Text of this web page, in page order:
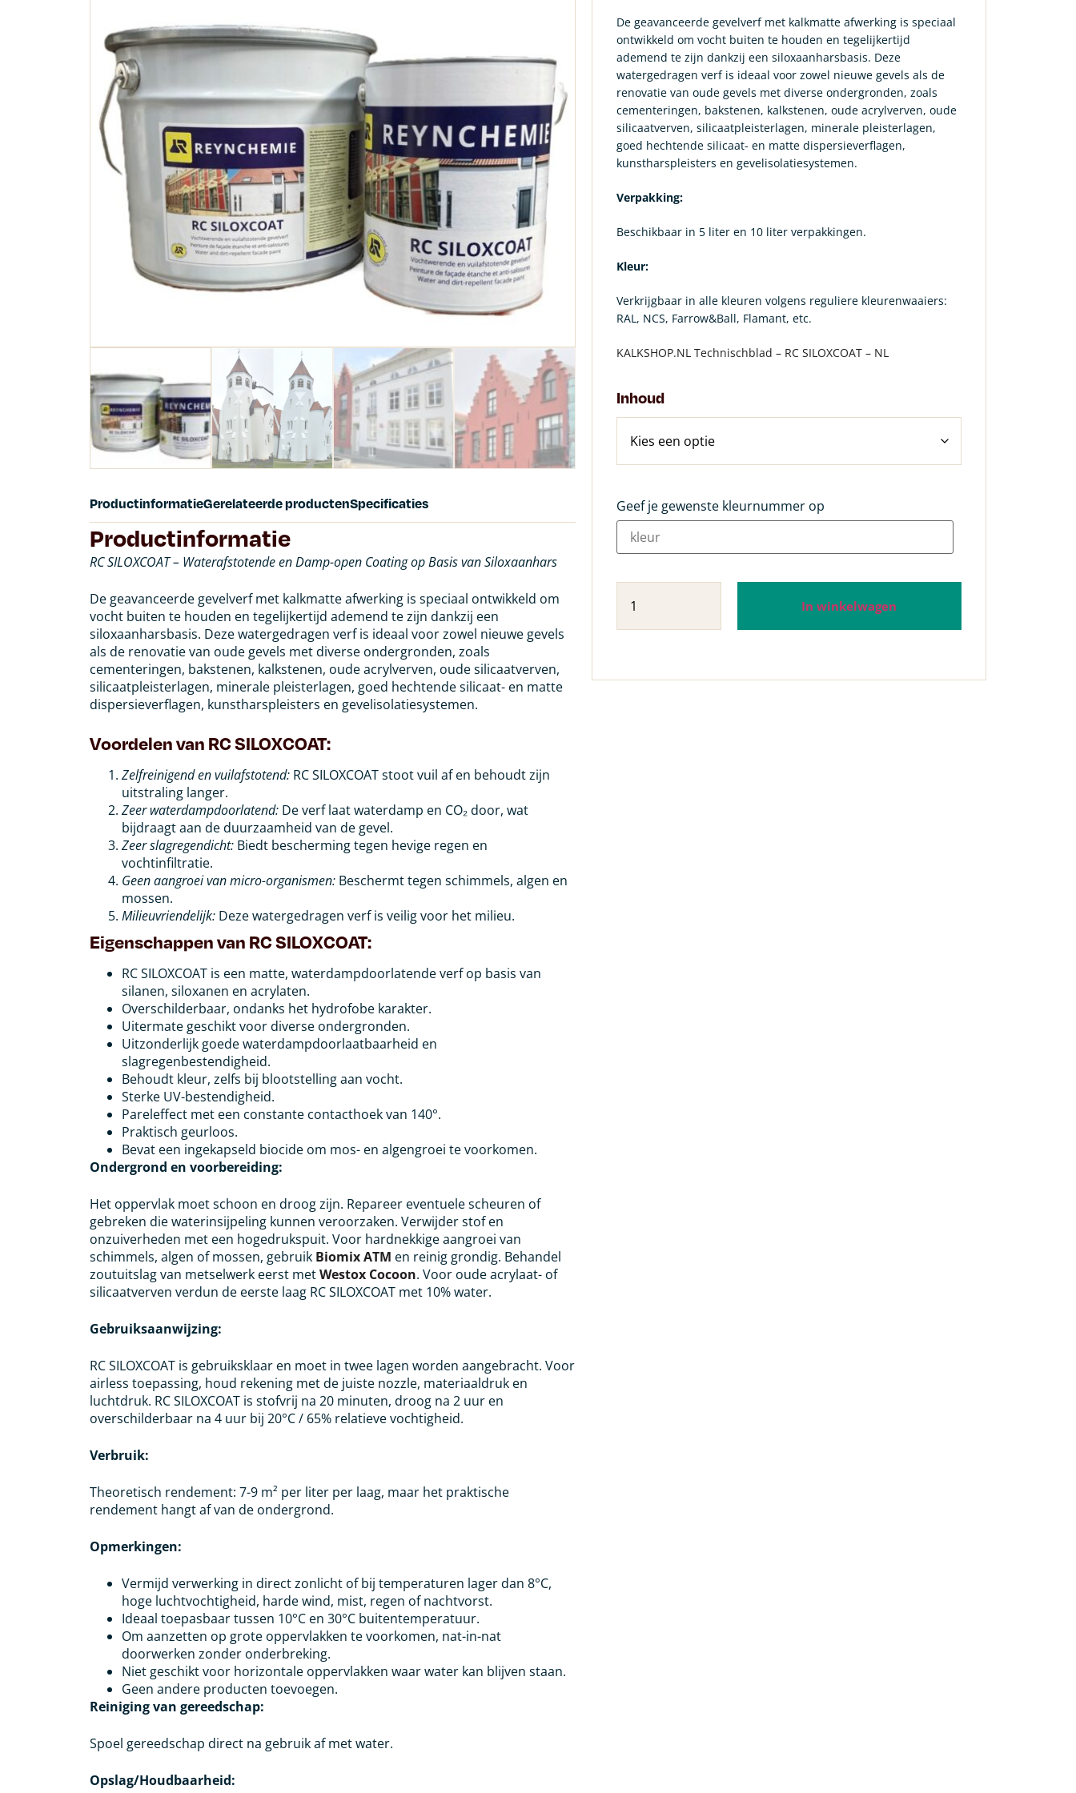
ProductinformatieGerelateerde productenSpecificaties
Productinformatie
RC SILOXCOAT – Waterafstotende en Damp-open Coating op Basis van Siloxaanhars
De geavanceerde gevelverf met kalkmatte afwerking is speciaal ontwikkeld om
vocht buiten te houden en tegelijkertijd ademend te zijn dankzij een
siloxaanharsbasis. Deze watergedragen verf is ideaal voor zowel nieuwe gevels
als de renovatie van oude gevels met diverse ondergronden, zoals
cementeringen, bakstenen, kalkstenen, oude acrylverven, oude silicaatverven,
silicaatpleisterlagen, minerale pleisterlagen, goed hechtende silicaat- en matte
dispersieverflagen, kunstharspleisters en gevelisolatiesystemen.
Voordelen van RC SILOXCOAT:
Zelfreinigend en vuilafstotend: RC SILOXCOAT stoot vuil af en behoudt zijn
uitstraling langer.
Zeer waterdampdoorlatend: De verf laat waterdamp en CO₂ door, wat
bijdraagt aan de duurzaamheid van de gevel.
Zeer slagregendicht: Biedt bescherming tegen hevige regen en
vochtinfiltratie.
Geen aangroei van micro-organismen: Beschermt tegen schimmels, algen en
mossen.
Milieuvriendelijk: Deze watergedragen verf is veilig voor het milieu.
Eigenschappen van RC SILOXCOAT:
RC SILOXCOAT is een matte, waterdampdoorlatende verf op basis van
silanen, siloxanen en acrylaten.
Overschilderbaar, ondanks het hydrofobe karakter.
Uitermate geschikt voor diverse ondergronden.
Uitzonderlijk goede waterdampdoorlaatbaarheid en
slagregenbestendigheid.
Behoudt kleur, zelfs bij blootstelling aan vocht.
Sterke UV-bestendigheid.
Pareleffect met een constante contacthoek van 140°.
Praktisch geurloos.
Bevat een ingekapseld biocide om mos- en algengroei te voorkomen.
Ondergrond en voorbereiding:
Het oppervlak moet schoon en droog zijn. Repareer eventuele scheuren of
gebreken die waterinsijpeling kunnen veroorzaken. Verwijder stof en
onzuiverheden met een hogedrukspuit. Voor hardnekkige aangroei van
schimmels, algen of mossen, gebruik Biomix ATM en reinig grondig. Behandel
zoutuitslag van metselwerk eerst metWestox Cocoon. Voor oude acrylaat- of
silicaatverven verdun de eerste laag RC SILOXCOAT met 10% water.
Gebruiksaanwijzing:
RC SILOXCOAT is gebruiksklaar en moet in twee lagen worden aangebracht. Voor
airless toepassing, houd rekening met de juiste nozzle, materiaaldruk en
luchtdruk. RC SILOXCOAT is stofvrij na 20 minuten, droog na 2 uur en
overschilderbaar na 4 uur bij 20°C / 65% relatieve vochtigheid.
Verbruik:
Theoretisch rendement: 7-9 m² per liter per laag, maar het praktische
rendement hangt af van de ondergrond.
Opmerkingen:
Vermijd verwerking in direct zonlicht of bij temperaturen lager dan 8°C,
hoge luchtvochtigheid, harde wind, mist, regen of nachtvorst.
Ideaal toepasbaar tussen 10°C en 30°C buitentemperatuur.
Om aanzetten op grote oppervlakken te voorkomen, nat-in-nat
doorwerken zonder onderbreking.
Niet geschikt voor horizontale oppervlakken waar water kan blijven staan.
Geen andere producten toevoegen.
Reiniging van gereedschap:
Spoel gereedschap direct na gebruik af met water.
Opslag/Houdbaarheid:
De geavanceerde gevelverf met kalkmatte afwerking is speciaal
ontwikkeld om vocht buiten te houden en tegelijkertijd
ademend te zijn dankzij een siloxaanharsbasis. Deze
watergedragen verf is ideaal voor zowel nieuwe gevels als de
renovatie van oude gevels met diverse ondergronden, zoals
cementeringen, bakstenen, kalkstenen, oude acrylverven, oude
silicaatverven, silicaatpleisterlagen, minerale pleisterlagen,
goed hechtende silicaat- en matte dispersieverflagen,
kunstharspleisters en gevelisolatiesystemen.
Verpakking:
Beschikbaar in 5 liter en 10 liter verpakkingen.
Kleur:
Verkrijgbaar in alle kleuren volgens reguliere kleurenwaaiers:
RAL, NCS, Farrow&Ball, Flamant, etc.
KALKSHOP.NL Technischblad – RC SILOXCOAT – NL
Inhoud
Geef je gewenste kleurnummer op
In winkelwagen